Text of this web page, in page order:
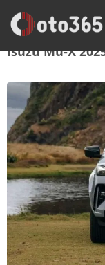
Trang Chủ Isuzu
Isuzu Mu-X